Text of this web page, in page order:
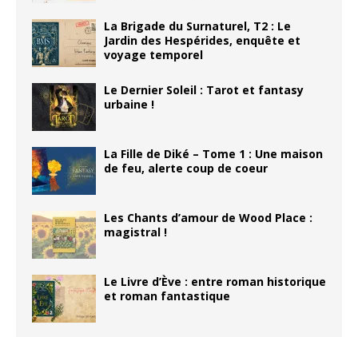
La Brigade du Surnaturel, T2 : Le
Jardin des Hespérides, enquête et
voyage temporel
Le Dernier Soleil : Tarot et fantasy
urbaine !
La Fille de Diké – Tome 1 : Une maison
de feu, alerte coup de coeur
Les Chants d’amour de Wood Place :
magistral !
Le Livre d’Ève : entre roman historique
et roman fantastique